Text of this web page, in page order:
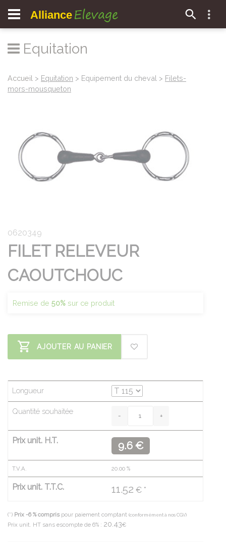
Alliance Elevage
Equitation
Accueil > Equitation > Equipement du cheval > Filets-
mors-mousqueton
0620349
FILET RELEVEUR
CAOUTCHOUC
Remise de 50% sur ce produit
AJOUTER AU PANIER
Longueur
Quantité souhaitée
Prix unit. H.T. 9.6 €
T.V.A. 20.00 %
Prix unit. T.T.C. 11.52 € *
(*) Prix -6 % compris pour paiement comptant (conformément à nos CGV)
Prix unit. HT sans escompte de 6% : 20.43€